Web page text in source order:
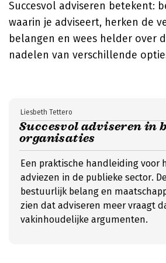
Succesvol adviseren betekent:
waarin je adviseert, herken de
belangen en wees helder over
nadelen van verschillende
Succesvol adviseren in
organisaties
Liesbeth Tettero
Een praktische handleiding voor
adviezen in de publieke sector.
bestuurlijk belang en
zien dat adviseren meer vraagt
vakinhoudelijke argumenten.